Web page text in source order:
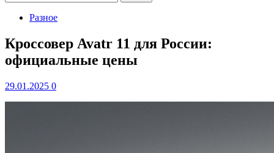
Разное
Кроссовер Avatr 11 для России:
официальные цены
29.01.2025 0